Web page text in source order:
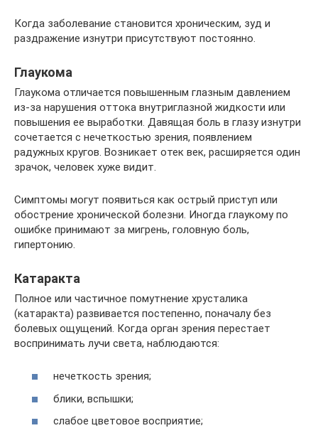
Когда заболевание становится хроническим, зуд и
раздражение изнутри присутствуют постоянно.
Глаукома
Глаукома отличается повышенным глазным давлением
из-за нарушения оттока внутриглазной жидкости или
повышения ее выработки. Давящая боль в глазу изнутри
сочетается с нечеткостью зрения, появлением
радужных кругов. Возникает отек век, расширяется один
зрачок, человек хуже видит.
Симптомы могут появиться как острый приступ или
обострение хронической болезни. Иногда глаукому по
ошибке принимают за мигрень, головную боль,
гипертонию.
Катаракта
Полное или частичное помутнение хрусталика
(катаракта) развивается постепенно, поначалу без
болевых ощущений. Когда орган зрения перестает
воспринимать лучи света, наблюдаются:
нечеткость зрения;
блики, вспышки;
слабое цветовое восприятие;